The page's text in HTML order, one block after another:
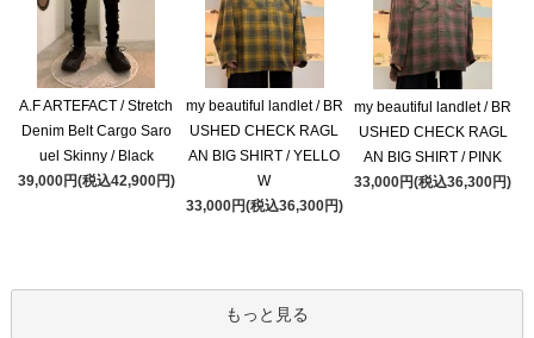
A.F ARTEFACT / Stretch
Denim Belt Cargo Saro
uel Skinny / Black
39,000円(税込42,900円)
my beautiful landlet / BR
USHED CHECK RAGL
AN BIG SHIRT / YELLO
W
33,000円(税込36,300円)
my beautiful landlet / BR
USHED CHECK RAGL
AN BIG SHIRT / PINK
33,000円(税込36,300円)
もっと見る